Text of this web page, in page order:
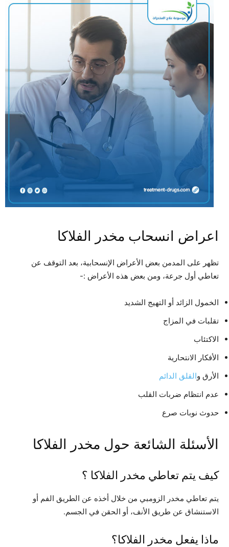
اعراض انسحاب مخدر الفلاكا
تظهر على المدمن بعض الأعراض الإنسحابية، بعد التوقف عن
تعاطي أول جرعة، ومن بعض هذه الأعراض :-
الخمول الزائد أو التهيج الشديد
تقلبات في المزاج
الاكتئاب
الأفكار الانتحارية
الأرق والقلق الدائم
عدم انتظام ضربات القلب
حدوث نوبات صرع
الأسئلة الشائعة حول مخدر الفلاكا
كيف يتم تعاطي مخدر الفلاكا ؟
يتم تعاطي مخدر الزومبي من خلال أخذه عن الطريق الفم أو
الاستنشاق عن طريق الأنف، أو الحقن في الجسم.
ماذا يفعل مخدر الفلاكا؟